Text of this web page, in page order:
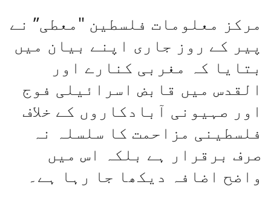
مرکز معلومات فلسطین "معطی” نے
پیر کے روز جاری اپنے بیان میں
بتایا کہ مغربی کنارے اور
القدس میں قابض اسرائیلی فوج
اور صہیونی آبادکاروں کے خلاف
فلسطینی مزاحمت کا سلسلہ نہ
صرف برقرار ہے بلکہ اس میں
واضح اضافہ دیکھا جا رہا ہے۔